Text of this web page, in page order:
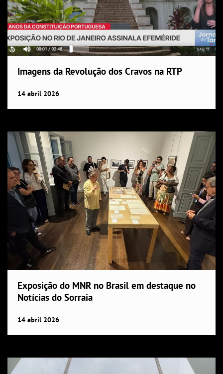
Imagens da Revolução dos Cravos na RTP
14 abril 2026
Exposição do MNR no Brasil em destaque no
Notícias do Sorraia
14 abril 2026